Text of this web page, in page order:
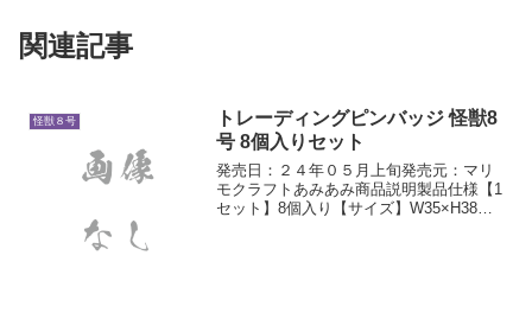
関連記事
怪獣８号
トレーディングピンバッジ 怪獣8
号 8個入りセット
発売日：２４年０５月上旬発売元：マリ
モクラフトあみあみ商品説明製品仕様【1
セット】8個入り【サイズ】W35×H38mm